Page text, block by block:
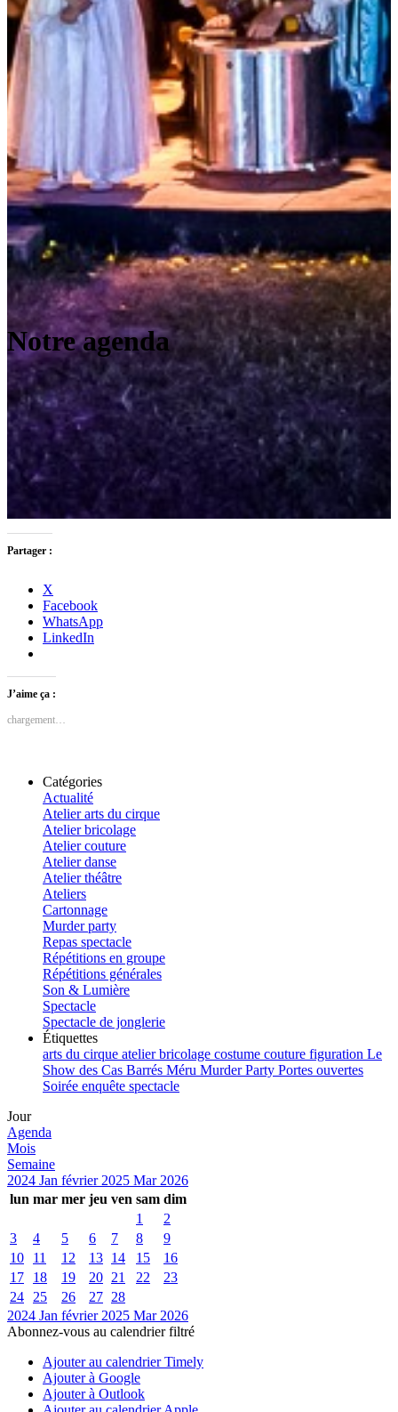
Notre agenda
Partager :
X
Facebook
WhatsApp
LinkedIn
J’aime ça :
chargement…
Catégories
Actualité
Atelier arts du cirque
Atelier bricolage
Atelier couture
Atelier danse
Atelier théâtre
Ateliers
Cartonnage
Murder party
Repas spectacle
Répétitions en groupe
Répétitions générales
Son & Lumière
Spectacle
Spectacle de jonglerie
Étiquettes
arts du cirque atelierbricolage costume couture figuration Le
Show des Cas Barrés Méru Murder Party Portes ouvertes
Soirée enquête spectacle
Jour
Agenda
Mois
Semaine
2024 Jan février 2025 Mar 2026
lun mar mer jeu ven sam dim
1
2
3
4 5 6 7 8
9
10
11 12 13 14 15
16
17
18 19 20 21 22
23
24
25 26 27 28
2024 Jan février 2025 Mar 2026
Abonnez-vous au calendrier filtré
Ajouter au calendrier Timely
Ajouter à Google
Ajouter à Outlook